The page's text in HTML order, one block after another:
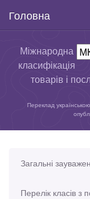
Головна
Міжнародна
класифікація
товарів і
Переклад
Загальні
Перелік класів